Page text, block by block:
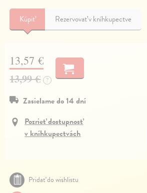
Kúpiť Rezervovať v kníhkupectve
13,57 €
13,99 €
?
Zasielame do 14 dní
Pozrieť dostupnosť
v kníhkupectvách
Pridať do wishlistu